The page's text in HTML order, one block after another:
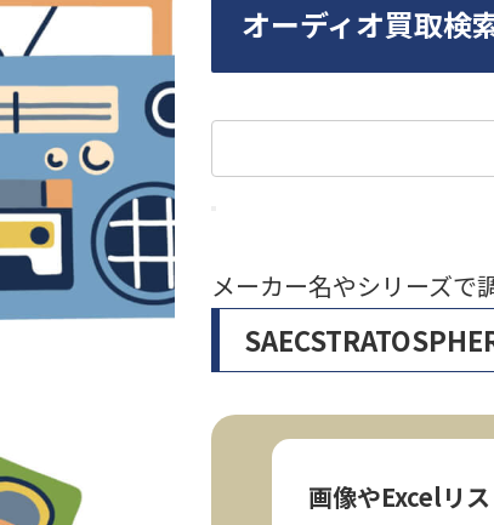
オーディオ買取検
メーカー名やシリーズで
画像やExcelリス